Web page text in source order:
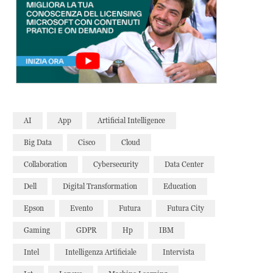
AI App Artificial Intelligence
Big Data Cisco Cloud
Collaboration Cybersecurity Data Center
Dell Digital Transformation Education
Epson Evento Futura Futura City
Gaming GDPR Hp IBM
Intel Intelligenza Artificiale Intervista